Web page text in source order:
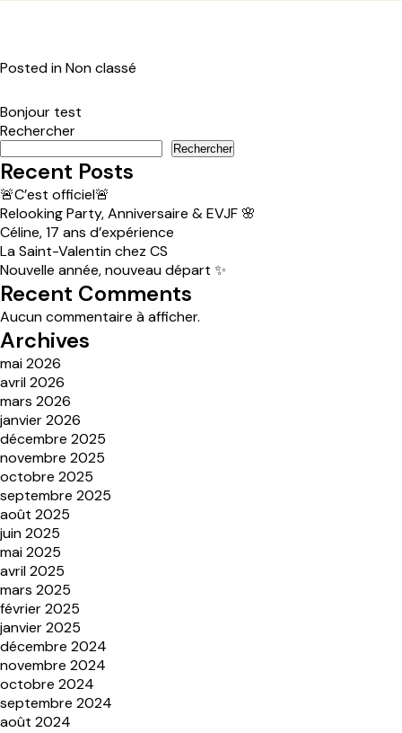
Posted in Non classé
Bonjour test
Rechercher
Rechercher
Recent Posts
🚨C’est officiel🚨
Relooking Party, Anniversaire & EVJF 🌸
Céline, 17 ans d’expérience
La Saint-Valentin chez CS
Nouvelle année, nouveau départ ✨
Recent Comments
Aucun commentaire à afficher.
Archives
mai 2026
avril 2026
mars 2026
janvier 2026
décembre 2025
novembre 2025
octobre 2025
septembre 2025
août 2025
juin 2025
mai 2025
avril 2025
mars 2025
février 2025
janvier 2025
décembre 2024
novembre 2024
octobre 2024
septembre 2024
août 2024